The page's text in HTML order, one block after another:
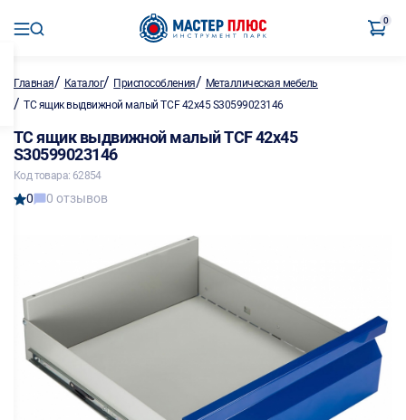
0
Главная/ Каталог/ Приспособления/ Металлическая мебель
/ TC ящик выдвижной малый TCF 42x45 S30599023146
TC ящик выдвижной малый TCF 42x45
S30599023146
Код товара: 62854
0 0 отзывов